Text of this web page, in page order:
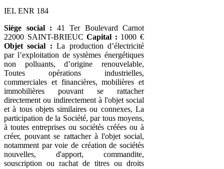
IEL ENR 184
Siège social : 41 Ter Boulevard Carnot
22000 SAINT-BRIEUCCapital : 1000 €
Objet social : La production d’électricité
par l’exploitation de systèmes énergétiques
non polluants, d’origine renouvelable,
Toutes opérations industrielles,
commerciales et financières, mobilières et
immobilières pouvant se rattacher
directement ou indirectement à l'objet social
et à tous objets similaires ou connexes, La
participation de la Société, par tous moyens,
à toutes entreprises ou sociétés créées ou à
créer, pouvant se rattacher à l'objet social,
notamment par voie de création de sociétés
nouvelles, d'apport, commandite,
souscription ou rachat de titres ou droits